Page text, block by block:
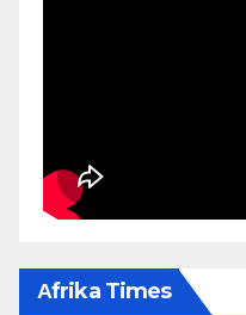
Αfrika Times